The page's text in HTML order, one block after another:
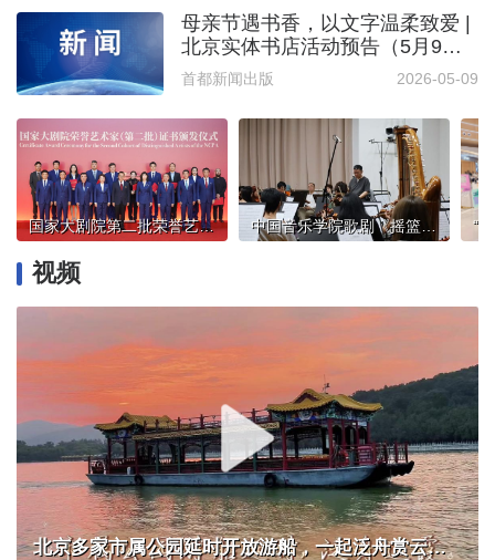
母亲节遇书香，以文字温柔致爱 |
北京实体书店活动预告（5月9日
~5月15日）
首都新闻出版 2026-05-09
国家大剧院第二批荣誉艺术家公布，靳东等艺委会代表寄语再接再厉 中国音乐学院歌剧《摇篮》排练中，李心草何以被“23岁”反复触动？
视频
北京多家市属公园延时开放游船，一起泛舟赏云霞！